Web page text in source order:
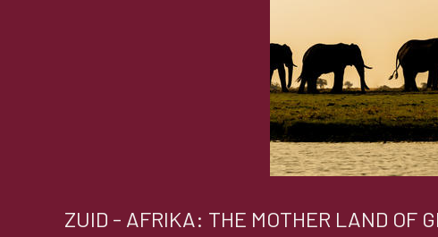
ZUID - AFRIKA: THE MOTHER LAND OF